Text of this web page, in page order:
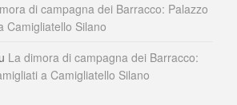
di campagna dei Barracco: Palazzo
Camigliatello Silano
La dimora di campagna dei Barracco:
a Camigliatello Silano